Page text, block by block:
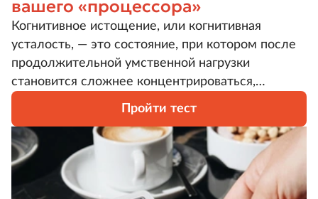
вашего «процессора»
Когнитивное истощение, или когнитивная
усталость, — это состояние, при котором после
продолжительной умственной нагрузки
становится сложнее концентрироваться,
обрабатывать информацию, запоминать новое,
принимать решения и сохранять прежний темп
работы. Пройдите тест, чтобы
сориентироваться, близки ли вы к подобному и
не пора ли принимать меры.
Пройти тест